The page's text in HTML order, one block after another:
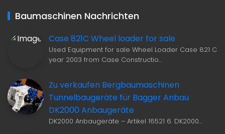
Baumaschinen Nachrichten
Case 821C Wheel loader for sale
Used Equipment for sale Wheel Loader Case 821 C
year 2003 from Case Constructio…
Zu verkaufen Bergbaumaschinen
Tunnelbaugeräte für Bagger Anbau
DK2000 Anbaugeräte
DK2000 Anbaugeräte – Artikel 16521 6. DK2000…